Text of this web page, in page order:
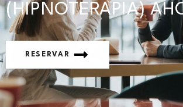
(HIPNOTERAPIA)
RESERVAR